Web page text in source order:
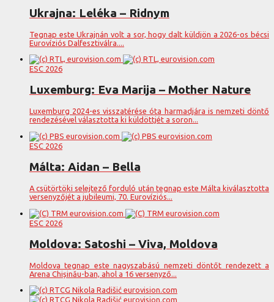
Ukrajna: Leléka – Ridnym
Tegnap este Ukrajnán volt a sor, hogy dalt küldjön a 2026-os bécsi
Eurovíziós Dalfesztiválra....
ESC 2026
Luxemburg: Eva Marija – Mother Nature
Luxemburg 2024-es visszatérése óta harmadjára is nemzeti döntő
rendezésével választotta ki küldöttjét a soron...
ESC 2026
Málta: Aidan – Bella
A csütörtöki selejtező forduló után tegnap este Málta kiválasztotta
versenyzőjét a jubileumi, 70. Eurovíziós...
ESC 2026
Moldova: Satoshi – Viva, Moldova
Moldova tegnap este nagyszabású nemzeti döntőt rendezett a
Arena Chișinău-ban, ahol a 16 versenyző...